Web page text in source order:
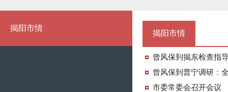
揭阳市情
揭阳市情
曾风保到揭东检查指
曾风保到普宁调研：
市委常委会召开会议